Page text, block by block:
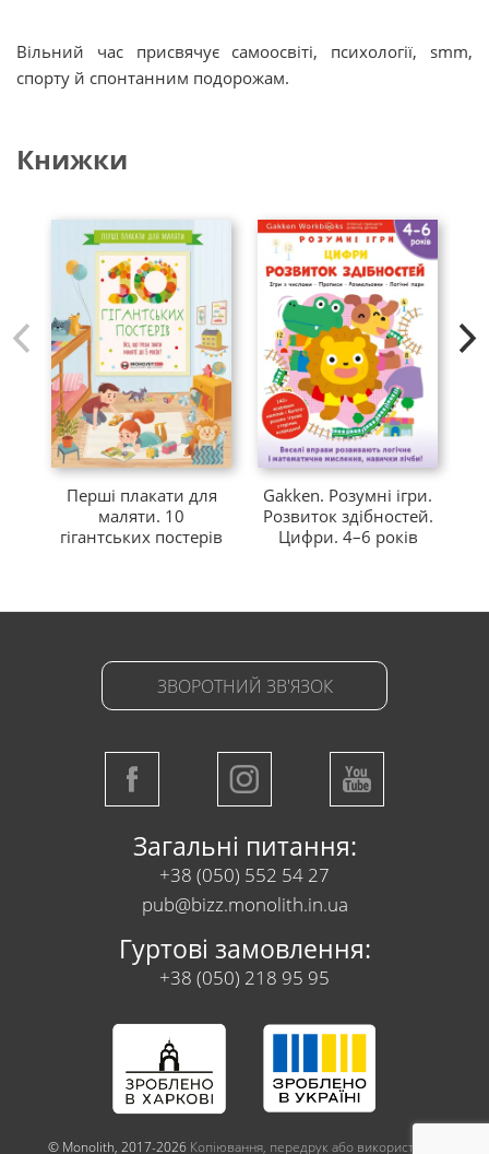
Вільний час присвячує самоосвіті, психології, smm,
спорту й спонтанним подорожам.
Книжки
Перші плакати для
маляти. 10
гігантських постерів
Gakken. Розумні ігри.
Розвиток здібностей.
Цифри. 4–6 років
ЗВОРОТНИЙ ЗВ'ЯЗОК
Загальні питання:
+38 (050) 552 54 27
pub@bizz.monolith.in.ua
Гуртові замовлення:
+38 (050) 218 95 95
© Monolith, 2017-2026 Копіювання, передрук або використання